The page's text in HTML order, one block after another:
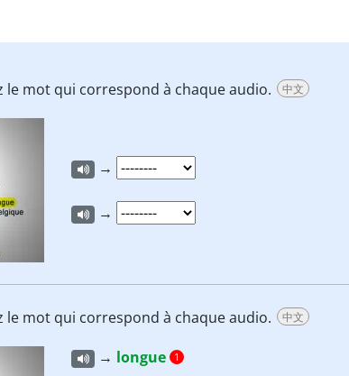
le mot qui correspond à chaque audio. 中文
→
→
le mot qui correspond à chaque audio. 中文
→ longue 1